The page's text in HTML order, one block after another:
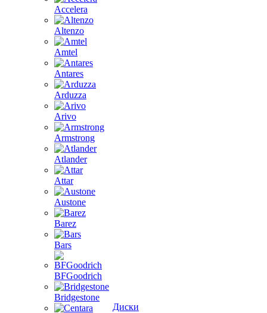
Accelera
Altenzo
Amtel
Antares
Arduzza
Arivo
Armstrong
Atlander
Attar
Austone
Barez
Bars
BFGoodrich
Bridgestone
Диски